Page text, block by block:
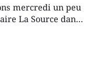
mercredi un peu
La Source dans
et aspergée